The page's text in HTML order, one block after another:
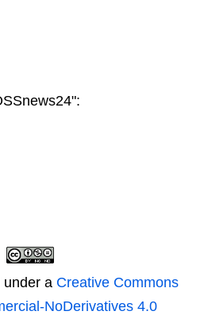
under a Creative Commons
NoDerivatives 4.0